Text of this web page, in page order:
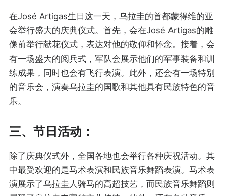
在José Artigas生日这一天，乌拉圭的首都蒙得维的亚
会举行盛大的庆典仪式。首先，会在José Artigas的雕
像前举行献花仪式，表达对他的敬仰和怀念。接着，会
有一场盛大的阅兵式，军队会展示他们的军事装备和训
练成果，同时也会有飞行表演。此外，还会有一场特别
的音乐会，演奏乌拉圭的国歌和其他具有民族特色的音
乐。
三、节日活动：
除了庆典仪式外，全国各地也会举行各种庆祝活动。其
中最受欢迎的是马术表演和民族音乐舞蹈表演。马术表
演展示了乌拉圭人骑马的高超技艺，而民族音乐舞蹈则